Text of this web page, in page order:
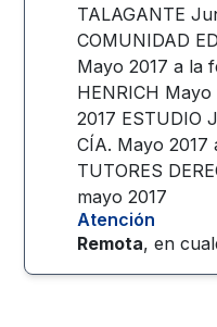
TALAGANTE
COMUNIDAD
Mayo 2017 a la
HENRICH
2017 ESTUDIO
CÍA. Mayo 2017
TUTORES
mayo 2017
Atención
Remota, en